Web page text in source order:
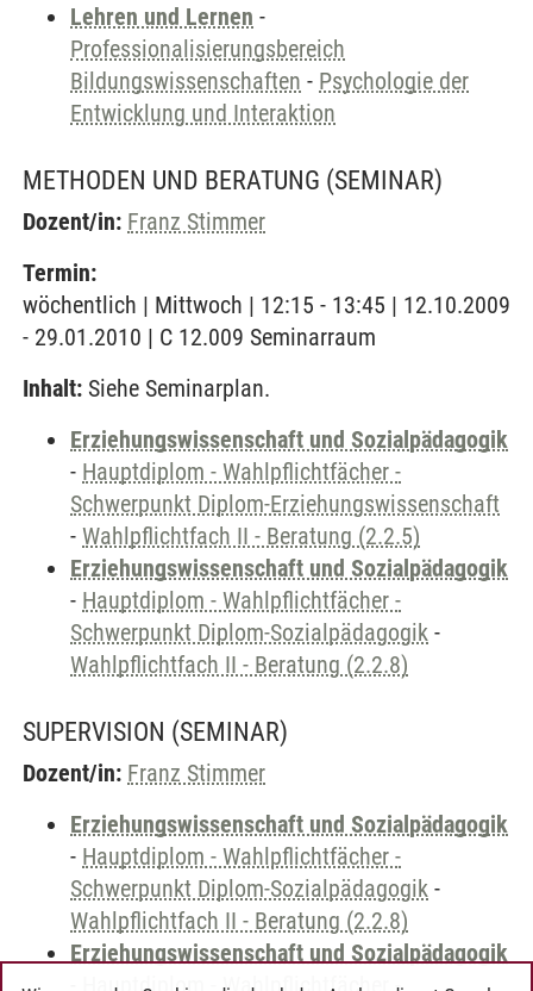
Lehren und Lernen -
Professionalisierungsbereich
Bildungswissenschaften - Psychologie der
Entwicklung und Interaktion
METHODEN UND BERATUNG (SEMINAR)
Dozent/in: Franz Stimmer
Termin:
wöchentlich | Mittwoch | 12:15 - 13:45 | 12.10.2009
- 29.01.2010 | C 12.009 Seminarraum
Inhalt: Siehe Seminarplan.
Erziehungswissenschaft und Sozialpädagogik
- Hauptdiplom - Wahlpflichtfächer -
Schwerpunkt Diplom-Erziehungswissenschaft
- Wahlpflichtfach II - Beratung (2.2.5)
Erziehungswissenschaft und Sozialpädagogik
- Hauptdiplom - Wahlpflichtfächer -
Schwerpunkt Diplom-Sozialpädagogik -
Wahlpflichtfach II - Beratung (2.2.8)
SUPERVISION (SEMINAR)
Dozent/in: Franz Stimmer
Erziehungswissenschaft und Sozialpädagogik
- Hauptdiplom - Wahlpflichtfächer -
Schwerpunkt Diplom-Sozialpädagogik -
Wahlpflichtfach II - Beratung (2.2.8)
Erziehungswissenschaft und Sozialpädagogik
Hauptdiplom - Wahlpflichtfächer -